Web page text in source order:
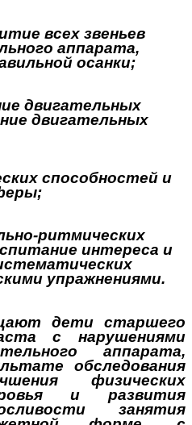
всех звеньев
аппарата,
осанки;
двигательных
двигательных
способностей и
ритмических
интереса и
упражнениями.
дети старшего
с нарушениями
аппарата,
обследования
физических
и развития
занятия